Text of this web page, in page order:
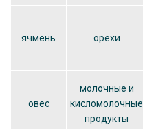
ячмень орехи
овес
молочные и
кисломолочные
продукты